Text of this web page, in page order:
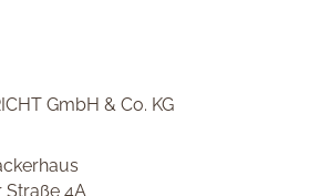
GmbH & Co. KG
4A